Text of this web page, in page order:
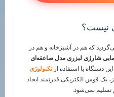
نیست؟
که هم در آشپزخانه و هم در
شارژی لیزری مدل صاعقه‌ای
دستگاه با استفاده ازتکنولوژی
یک قوس الکتریکی قدرتمند ایجاد
تسلیم نمی‌شود.